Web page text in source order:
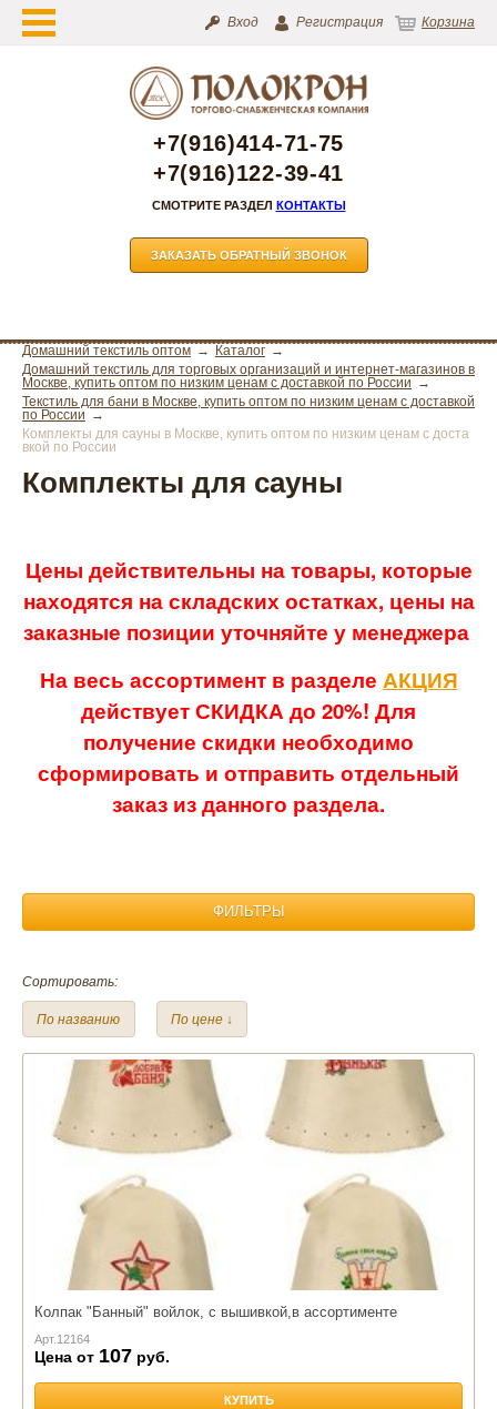
Вход Регистрация Корзина
+7(916)414-71-75
+7(916)122-39-41
СМОТРИТЕ РАЗДЕЛ КОНТАКТЫ
ЗАКАЗАТЬ ОБРАТНЫЙ ЗВОНОК
Домашний текстиль оптом
Каталог
Домашний текстиль для торговых организаций и интернет-магазинов в
Москве, купить оптом по низким ценам с доставкой по России
Текстиль для бани в Москве, купить оптом по низким ценам с доставкой
по России
Комплекты для сауны в Москве, купить оптом по низким ценам с доста
вкой по России
Комплекты для сауны
Цены действительны на товары, которые
находятся на складских остатках, цены на
заказные позиции уточняйте у менеджера
На весь ассортимент в разделе АКЦИЯ
действует СКИДКА до 20%! Для
получение скидки необходимо
сформировать и отправить отдельный
заказ из данного раздела.
ФИЛЬТРЫ
Материал:
Войлок Полиэстер
Сортировать:
По названию По цене ↓
Колпак "Банный" войлок, с вышивкой,в ассортименте
Арт. 12164
Цена от 107 руб.
КУПИТЬ